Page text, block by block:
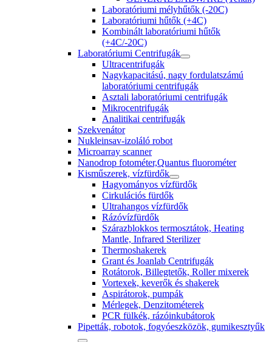
Laboratóriumi mélyhűtők (-20C)
Laboratóriumi hűtők (+4C)
Kombinált laboratóriumi hűtők
(+4C/-20C)
Laboratóriumi Centrifugák
Ultracentrifugák
Nagykapacitású, nagy fordulatszámú
laboratóriumi centrifugák
Asztali laboratóriumi centrifugák
Mikrocentrifugák
Analitikai centrifugák
Szekvenátor
Nukleinsav-izoláló robot
Microarray scanner
Nanodrop fotométer,Quantus fluorométer
Kisműszerek, vízfürdők
Hagyományos vízfürdők
Cirkulációs fürdők
Ultrahangos vízfürdők
Rázóvízfürdők
Szárazblokkos termosztátok, Heating
Mantle, Infrared Sterilizer
Thermoshakerek
Grant és Joanlab Centrifugák
Rotátorok, Billegtetők, Roller mixerek
Vortexek, keverők és shakerek
Aspirátorok, pumpák
Mérlegek, Denzitométerek
PCR fülkék, rázóinkubátorok
Pipetták, robotok, fogyóeszközök, gumikesztyűk